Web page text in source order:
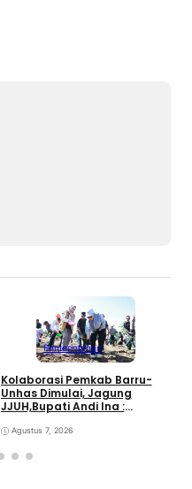
Pemerintahan
Kolaborasi Pemkab Barru-
Unhas Dimulai, Jagung
JJUH,Bupati Andi Ina :
Petani
Agustus 7, 2026